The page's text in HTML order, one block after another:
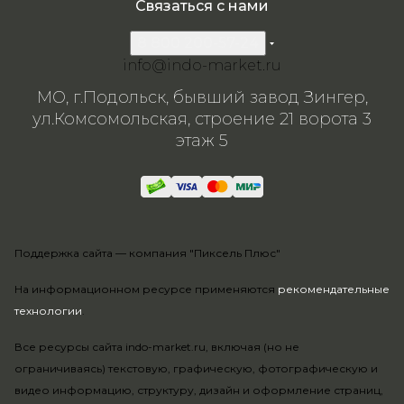
На информационном ресурсе применяются рекомендательные
технологии.
Все ресурсы сайта indo-market.ru, включая (но не
ограничиваясь) текстовую, графическую, фотографическую и
видео информацию, структуру, дизайн и оформление страниц,
Связаться с нами
info@indo-market.ru
МО, г.Подольск, бывший завод Зингер,
ул.Комсомольская, строение 21 ворота 3
этаж 5
Поддержка сайта — компания "Пиксель Плюс"